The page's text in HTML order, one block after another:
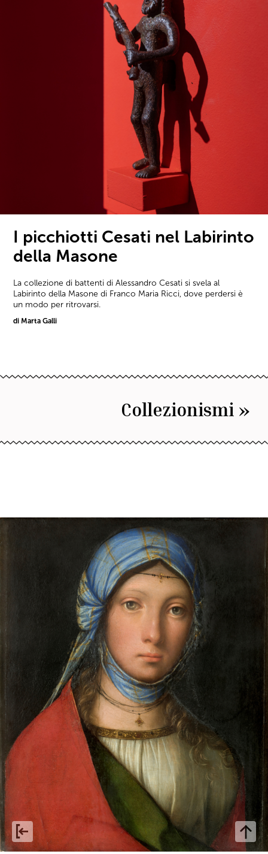
I picchiotti Cesati nel Labirinto
della Masone
La collezione di battenti di Alessandro Cesati si svela al
Labirinto della Masone di Franco Maria Ricci, dove perdersi è
un modo per ritrovarsi.
di Marta Galli
Collezionismi »